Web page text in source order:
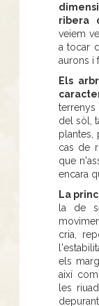
ribera
veiem
a tocar
aurons i
Els
del sòl,
plantes,
cas de
que
encara
La
la de
cria,
els
així
les